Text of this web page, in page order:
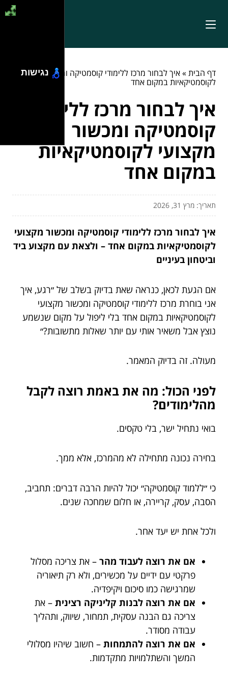
דף הבית»איך לבחור מרכז ללימודי קוסמטיקה ומכשור מקצועי
לקוסמטיקאיות במקום אחד
איך לבחור מרכז ללימודי
קוסמטיקה ומכשור
מקצועי לקוסמטיקאיות
במקום אחד
תאריך: מרץ 31, 2026
איך לבחור מרכז ללימודי קוסמטיקה ומכשור מקצועי
לקוסמטיקאיות במקום אחד – ולצאת עם מקצוע ביד
וביטחון בעיניים
אם הגעת לכאן, כנראה שאת בדיוק בשלב של ״רגע, איך
אני בוחרת מרכז ללימודי קוסמטיקה ומכשור מקצועי
לקוסמטיקאיות במקום אחד בלי ליפול על מקום שנשמע
נוצץ אבל משאיר אותי עם יותר שאלות מתשובות?״
מעולה. זה בדיוק המאמר.
לפני הכול: מה את באמת רוצה לקבל
מהלימודים?
בואי נתחיל ישר, בלי טקסים.
בחירה נכונה מתחילה לא מהמרכז, אלא ממך.
כי ״ללמוד קוסמטיקה״ יכול להיות הרבה דברים: תחביב,
הסבה, עסק, קריירה, או חלום שמחכה שנים.
ולכל אחת יש יעד אחר.
אם את רוצה לעבוד מהר – את צריכה מסלול
פרקטי עם ידיים על מכשירים, ולא רק תיאוריה
שמרגישה כמו סיכום ויקיפדיה.
אם את רוצה לבנות קליניקה רצינית – את
צריכה גם הבנה עסקית, תמחור, שיווק, ותהליך
עבודה מסודר.
אם את רוצה להתמחות – חשוב שיהיו מסלולי
המשך והשתלמויות מתקדמות.
נגישות